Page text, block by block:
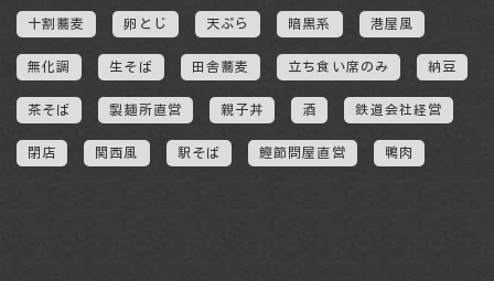
十割蕎麦 卵とじ 天ぷら 暗黒系 港屋風
無化調 生そば 田舎蕎麦 立ち食い席のみ 納豆
茶そば 製麺所直営 親子丼 酒 鉄道会社経営
閉店 関西風 駅そば 鰹節問屋直営 鴨肉